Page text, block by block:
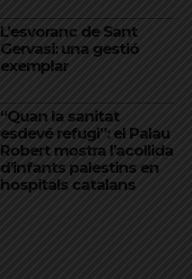
L’esvoranc de Sant
Gervasi: una gestió
exemplar
“Quan la sanitat
esdevé refugi”: el Palau
Robert mostra l’acollida
d’infants palestins en
hospitals catalans